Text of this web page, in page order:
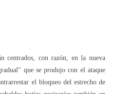
centrados, con razón, en la nueva
que se produjo con el ataque
el bloqueo del estrecho de